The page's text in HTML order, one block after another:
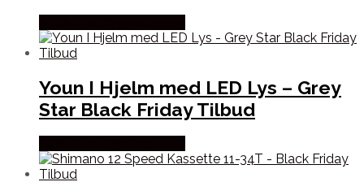
Youn I Hjelm med LED Lys – Grey
Star Black Friday Tilbud